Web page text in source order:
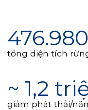
476.980
tổng diện tích
~ 1,2
giảm phát thải/